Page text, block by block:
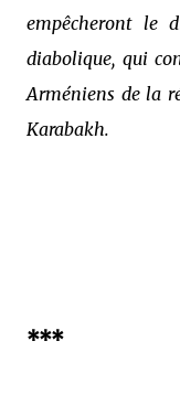
empêcheront le
diabolique, qui
Arméniens de la
Karabakh.
***